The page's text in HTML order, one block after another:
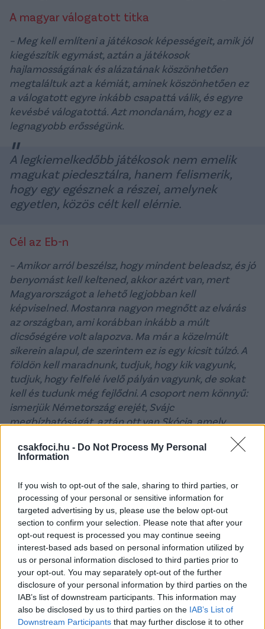
csakfoci.hu - Do Not Process My Personal
Information
If you wish to opt-out of the sale, sharing to third parties, or
processing of your personal or sensitive information for
targeted advertising by us, please use the below opt-out
section to confirm your selection. Please note that after your
opt-out request is processed you may continue seeing
interest-based ads based on personal information utilized by
us or personal information disclosed to third parties prior to
your opt-out. You may separately opt-out of the further
disclosure of your personal information by third parties on the
IAB’s list of downstream participants. This information may
also be disclosed by us to third parties on the IAB’s List of
Downstream Participants that may further disclose it to other
A magyar válogatott titka
– Meg kell említeni a játékosok képességeit, amik jól
kiegészítik egymást, aztán a játékosok
hajlamosságának és alázatának köszönhetően
megtaláltuk azt a kémiát, aminek köszönhetően ez
a válogatott egyre inkább csapattá válik, és egyre
kevésbé válogatottá. Azt mondanám, hogy ez a
legnagyobb erősségünk.
A legkiemelkedőbb játékosok nem emelik
magukat piedesztálra, hanem felismerik,
hogy egy egésznek a részei, amelynek
egyetlen, közös célt kell elérnie.
Cél az Eb-n
– Amikor arról beszélsz, hogy mindent beleadsz, és jó
benyomást kell keltened, akkor azért van, mert
Magyarországot a lehető legjobban kell
képviselned. Mostanra nagyon megnőtt az elvárás
az országban, ami korábban inkább a múlt
dicsőségére volt alapozva. Ma már a közelmúlt
sikerein alapul, de szerintem ez is egy kicsit túlzó. A
földön kell maradnunk, tudjuk, hogy kik vagyunk,
tudjuk, hogy felfelé ívelő pályán vagyunk, de sokat
kell és tudunk még fejlődni. A csoport nem könnyű:
ismerjük Németország erejét, Svájc
megbízhatóságát, aztán ott van Skócia, amely
Magyarországon úgy gondoljuk, hogy legalább a
csoportból tovább kellene jutnunk. Mindent
A Nemzetek Ligájáról
– Egyelőre nem gondoltam még erre. Nagyon fontos,
de egyben nagyon veszélyes is az én szerepem.
Minden mérkőzés végzetes lehet, és
megkérdőjelezhet mindent, amit eddig tettél. A
következő két mérkőzés érdekel jelenleg, amelyek
barátságos meccsek, de amikor egy olyan ország
színeit képviseled, amely futballtörténelmet írt, nem
hibázhatsz.